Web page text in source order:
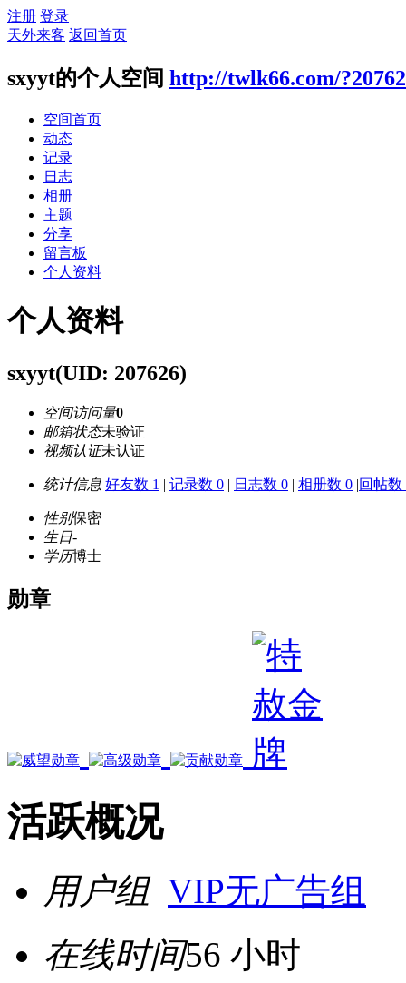
注册 登录
天外来客 返回首页
sxyyt的个人空间 http://twlk66.com/
空间首页
动态
记录
日志
相册
主题
分享
留言板
个人资料
个人资料
sxyyt(UID: 207626)
空间访问量0
邮箱状态未验证
视频认证未认证
统计信息 好友数 1 | 记录数 0 | 日志数 0 | 相册数 0 |回帖数
性别保密
生日-
学历博士
勋章
活跃概况
用户组 VIP无广告组
在线时间56 小时